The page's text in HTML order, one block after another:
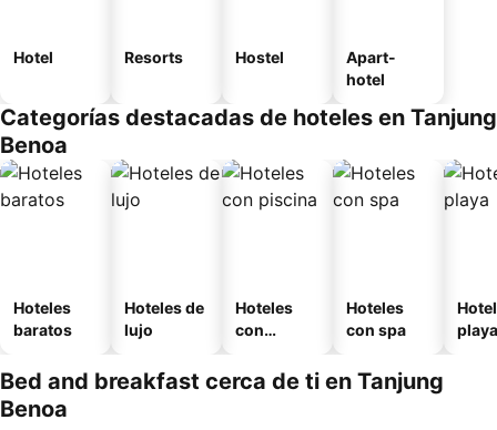
Hotel Resorts Hostel
Apart-
hotel
Categorías destacadas de hoteles en Tanjung
Benoa
Hoteles
baratos
Hoteles de
lujo
Hoteles
con
Hoteles
con spa
playa
Bed and breakfast cerca de ti en Tanjung
Benoa